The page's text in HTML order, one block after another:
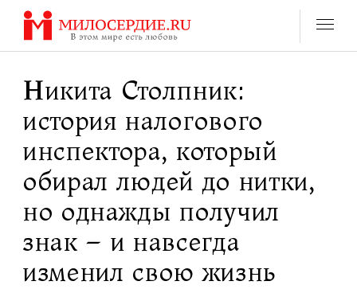
Перейти
содержанию
Никита Столпник:
история налогового
инспектора, который
обирал людей до нитки,
но однажды получил
знак – и навсегда
изменил свою жизнь